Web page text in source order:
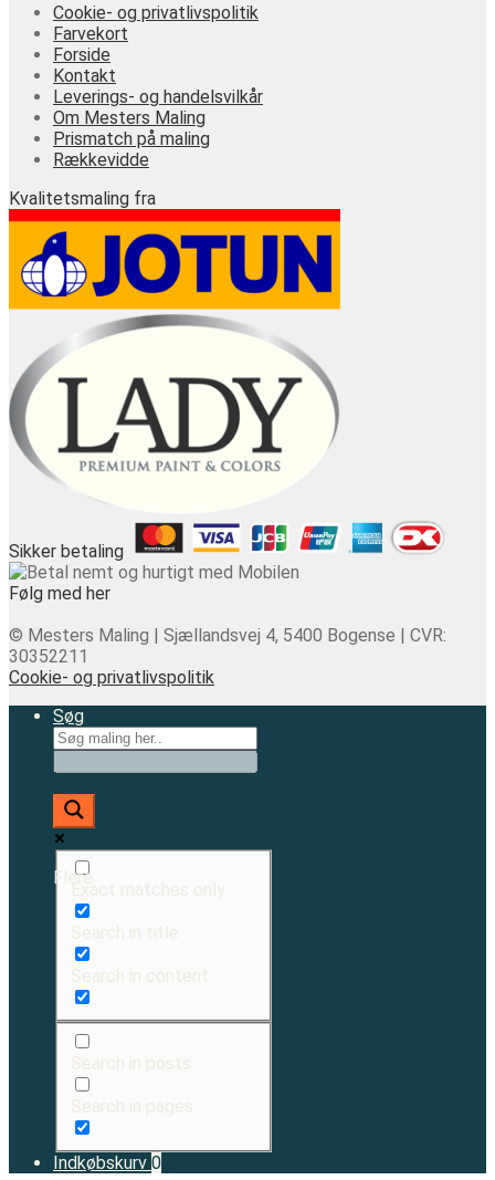
Cookie- og privatlivspolitik
Farvekort
Forside
Kontakt
Leverings- og handelsvilkår
Om Mesters Maling
Prismatch på maling
Rækkevidde
Kvalitetsmaling fra
Sikker betaling
Følg med her
© Mesters Maling | Sjællandsvej 4, 5400 Bogense | CVR:
30352211
Cookie- og privatlivspolitik
Søg
Flere
Exact matches only
Search in title
Search in content
Search in posts
Search in pages
Indkøbskurv 0